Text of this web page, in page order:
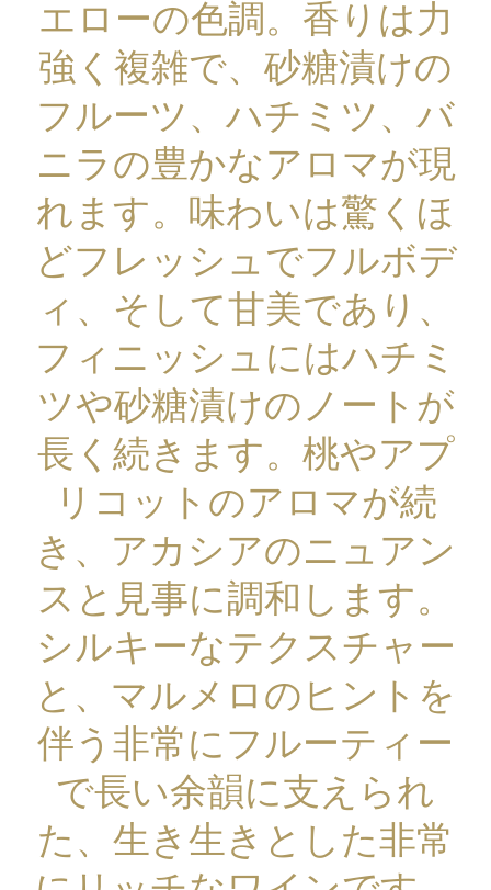
エローの色調。香りは力
強く複雑で、砂糖漬けの
フルーツ、ハチミツ、バ
ニラの豊かなアロマが現
れます。味わいは驚くほ
どフレッシュでフルボデ
ィ、そして甘美であり、
フィニッシュにはハチミ
ツや砂糖漬けのノートが
長く続きます。桃やアプ
リコットのアロマが続
き、アカシアのニュアン
スと見事に調和します。
シルキーなテクスチャー
と、マルメロのヒントを
伴う非常にフルーティー
で長い余韻に支えられ
た、生き生きとした非常